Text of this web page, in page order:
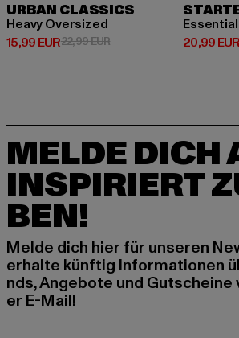
URBAN CLASSICS
Heavy Oversized
15,99 EUR
Derzeitiger Preis: 15,99 EUR
22,99 EURAktionspreis: 22,99 EUR
20,99 EUR
MELDE DICH
INSPIRIERT
BEN!
Melde dich hier für unseren
erhalte künftig Informationen
nds, Angebote und Gutscheine
er E-Mail!